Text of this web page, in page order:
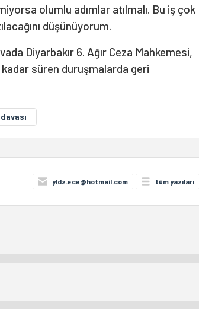
olumlu adımlar atılmalı. Bu iş çok
düşünüyorum.
Diyarbakır 6. Ağır Ceza Mahkemesi,
kadar süren duruşmalarda geri
yldz.ece@hotmail.com tüm yazıları